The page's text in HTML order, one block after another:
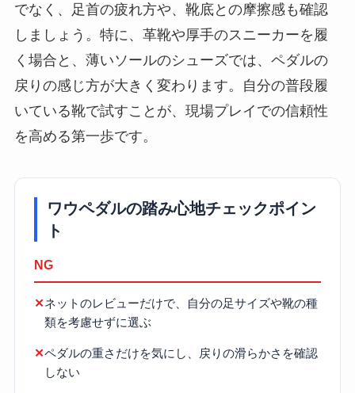
でなく、足首の疲れ方や、靴底との摩擦感も確認
しましょう。特に、革靴や厚手のスニーカーを履
く場合と、薄いソールのシューズでは、ペダルの
戻りの感じ方が大きく変わります。自分の普段履
いている靴で試すことが、現場プレイでの信頼性
を高める第一歩です。
ワウペダルの踏み心地チェックポイン
ト
NG
✕ネットのレビューだけで、自分の足サイズや靴の種
類を考慮せずに選ぶ
✕ペダルの重さだけを気にし、戻りの滑らかさを確認
しない